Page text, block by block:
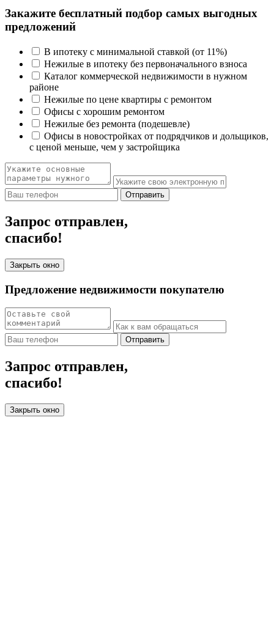
Закажите бесплатный подбор самых выгодных
предложений
В ипотеку с минимальной ставкой (от 11%)
Нежилые в ипотеку без первоначального взноса
Каталог коммерческой недвижимости в нужном
районе
Нежилые по цене квартиры с ремонтом
Офисы с хорошим ремонтом
Нежилые без ремонта (подешевле)
Офисы в новостройках от подрядчиков и дольщиков,
с ценой меньше, чем у застройщика
Отправить
Запрос отправлен,
спасибо!
Закрыть окно
Предложение недвижимости покупателю
Отправить
Запрос отправлен,
спасибо!
Закрыть окно